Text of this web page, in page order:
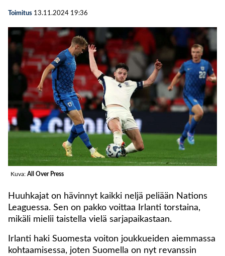
Toimitus 13.11.2024 19:36
Kuva: All Over Press
Huuhkajat on hävinnyt kaikki neljä peliään Nations
Leaguessa. Sen on pakko voittaa Irlanti torstaina,
mikäli mielii taistella vielä sarjapaikastaan.
Irlanti haki Suomesta voiton joukkueiden aiemmassa
kohtaamisessa, joten Suomella on nyt revanssin